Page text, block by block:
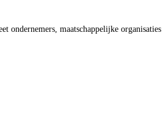
maatschappelijke